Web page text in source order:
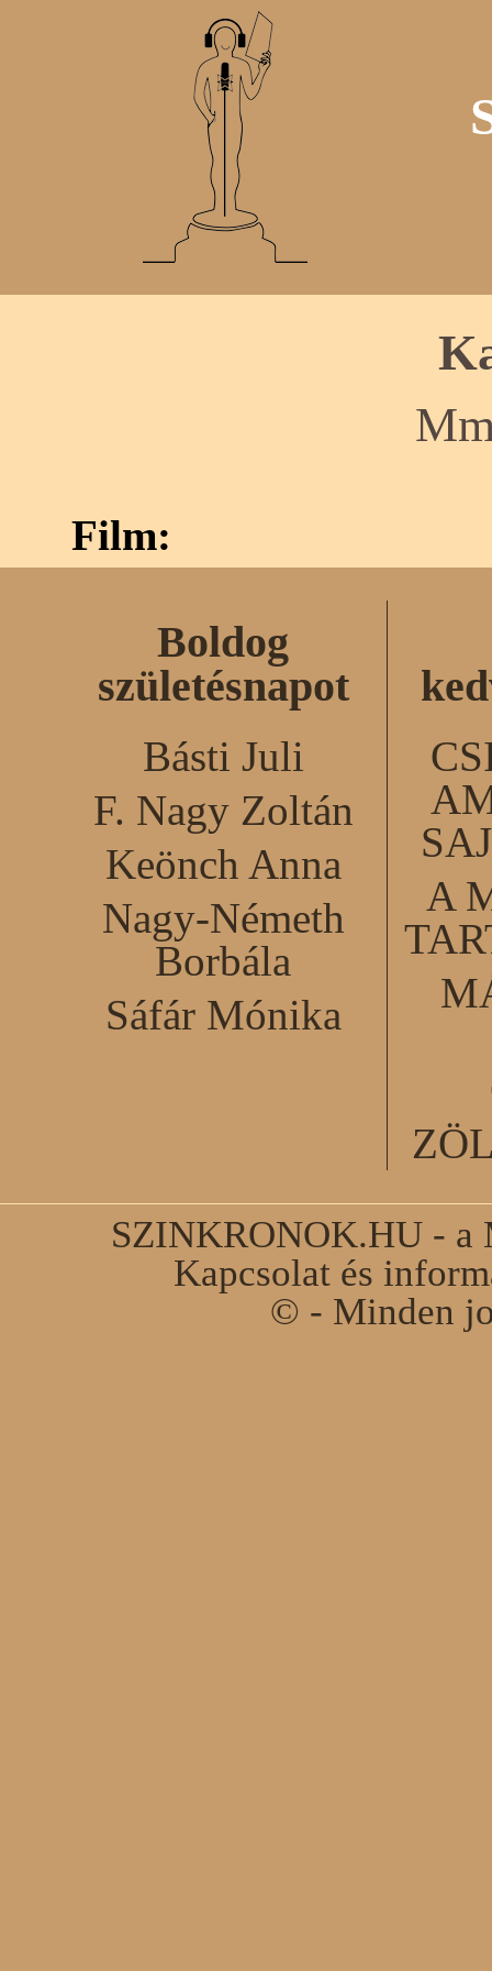
Film:
Boldog
születésnapot
Básti Juli
F. Nagy Zoltán
Keönch Anna
Nagy-Németh
Borbála
Sáfár Mónika
A
SZINKRONOK.HU - a
Kapcsolat és
© - Minden